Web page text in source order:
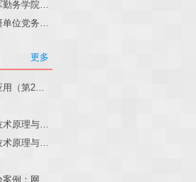
更多
《大数据技术原理与应用（第2版）》教材官网
林子雨编著《大数据技术原理与应用（第3版）》教材官网
林子雨编著《大数据技术原理与应用》教材配套大数据软件安装和编程实践指南